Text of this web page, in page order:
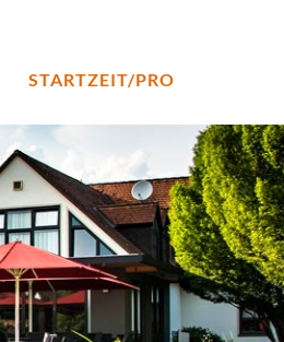
STARTZEIT/PRO